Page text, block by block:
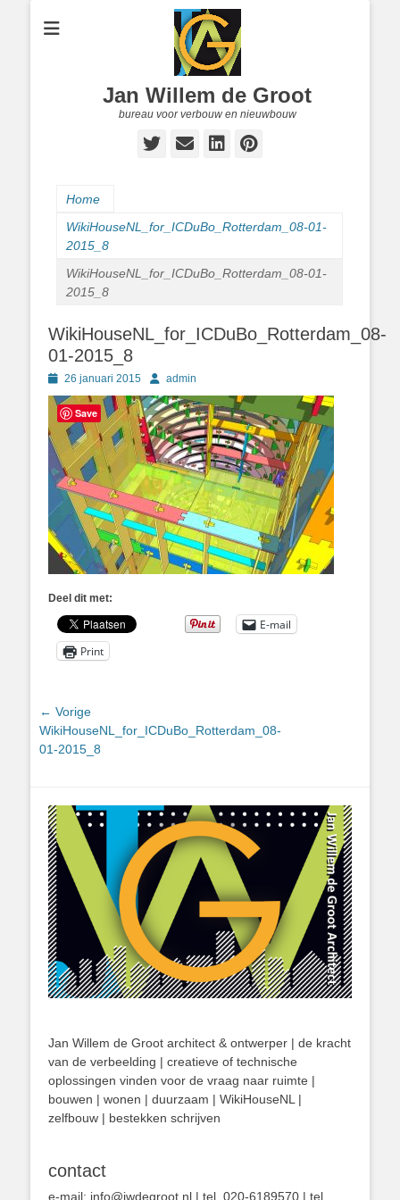
Jan Willem de Groot
bureau voor verbouw en nieuwbouw
Twitter
E-
LinkedIn
Pinterest
Home
WikiHouseNL_for_ICDuBo_Rotterdam_08-01-
2015_8
WikiHouseNL_for_ICDuBo_Rotterdam_08-01-
2015_8
WikiHouseNL_for_ICDuBo_Rotterdam_08-
01-2015_8
Geplaatst
op
26 januari 2015 Authoradmin
Deel dit met:
E-mail
Print
Bericht
navigatie
← Vorige
Vorig
bericht:
WikiHouseNL_for_ICDuBo_Rotterdam_08-
01-2015_8
Jan Willem de Groot architect & ontwerper | de kracht
van de verbeelding | creatieve of technische
oplossingen vinden voor de vraag naar ruimte |
bouwen | wonen | duurzaam | WikiHouseNL |
zelfbouw | bestekken schrijven
contact
e-mail: info@jwdegroot.nl | tel. 020-6189570 | tel.
Save